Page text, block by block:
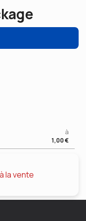
à
1,00 €
la vente